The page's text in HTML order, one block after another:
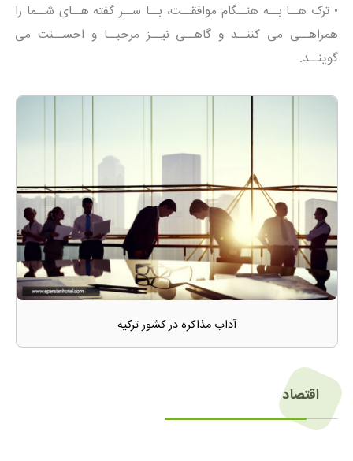
• ترک هــا بــه هنــگام موافقــت، بــا ســر گفته هــای شــما را
همراهــی می کننــد و گاهــی نیــز مرحبــا و احســنت می
گوینــد.
آداب مذاکره در کشور ترکیه
اقتصاد